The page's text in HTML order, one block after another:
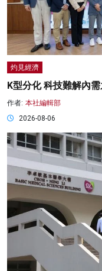
灼見經濟
K型分化 科技難解內
作者: 本社編輯部
2026-08-06